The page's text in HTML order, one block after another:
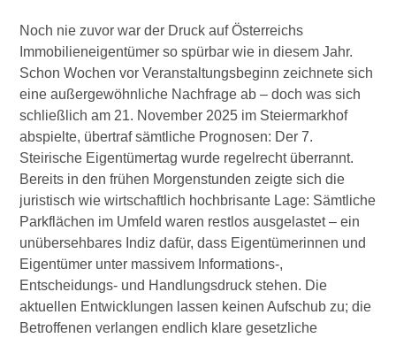
Wirtschaftsbund
WB B2B
Mitglied werden
Graz & Steiermark
Tipps
Gassenschaun
Gassenschaun 2019
Noch nie zuvor war der Druck auf Österreichs
Immobilieneigentümer so spürbar wie in diesem Jahr.
Schon Wochen vor Veranstaltungsbeginn zeichnete sich
eine außergewöhnliche Nachfrage ab – doch was sich
schließlich am 21. November 2025 im Steiermarkhof
abspielte, übertraf sämtliche Prognosen: Der 7.
Steirische Eigentümertag wurde regelrecht überrannt.
Bereits in den frühen Morgenstunden zeigte sich die
juristisch wie wirtschaftlich hochbrisante Lage: Sämtliche
Parkflächen im Umfeld waren restlos ausgelastet – ein
unübersehbares Indiz dafür, dass Eigentümerinnen und
Eigentümer unter massivem Informations-,
Entscheidungs- und Handlungsdruck stehen. Die
aktuellen Entwicklungen lassen keinen Aufschub zu; die
Betroffenen verlangen endlich klare gesetzliche